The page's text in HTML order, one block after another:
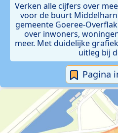
Verken alle cijfers over
voor de buurt
gemeente Goeree-
over inwoners,
meer. Met duidelijke
uitleg bij
Pagina